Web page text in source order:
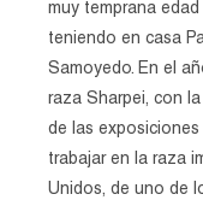
muy temprana
teniendo en casa
Samoyedo. En el
raza Sharpei, con
de las
trabajar en la raza
Unidos, de uno de